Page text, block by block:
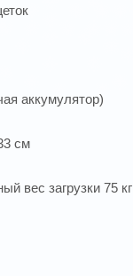
аккумулятор)
см
вес загрузки 75 кг